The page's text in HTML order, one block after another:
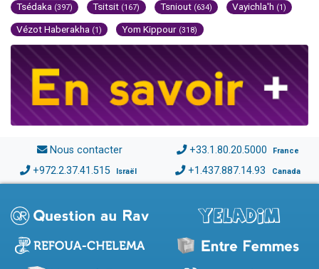
Tsédaka (397) Tsitsit (167) Tsniout (634) Vayichla'h (1)
Vézot Haberakha (1) Yom Kippour (318)
Nous contacter +33.1.80.20.5000 France
+972.2.37.41.515 Israël +1.437.887.14.93 Canada